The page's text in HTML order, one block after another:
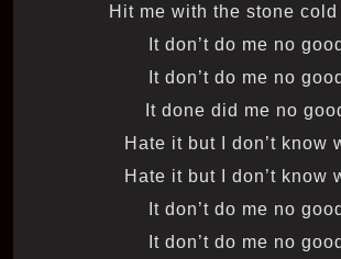
Hit me with the stone cold
It don’t do me no good
It don’t do me no good
It done did me no
Hate it but I don’t know
Hate it but I don’t know
It don’t do me no good
It don’t do me no good